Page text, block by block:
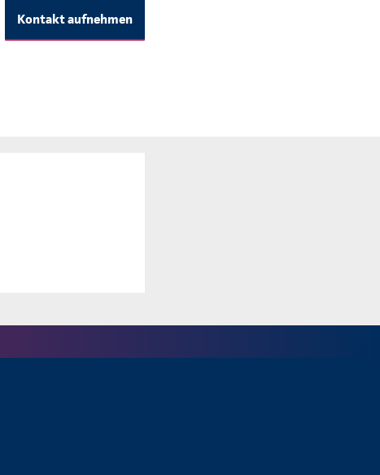
Kontakt aufnehmen